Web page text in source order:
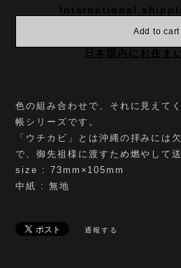
International
Add to cart
日本国内にお住ま
色の組み合わせで、それに見えて
帳シリーズです。
「ウチカビ」とは沖縄の拝みには
で、御先祖様に渡すため燃やして
size : 73mm×105mm
中紙 : 無地
通報する